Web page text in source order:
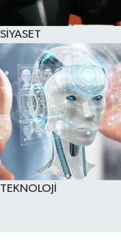
SİYASET
TEKNOLOJİ